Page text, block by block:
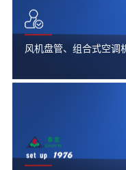
风机盘管、组合式空调